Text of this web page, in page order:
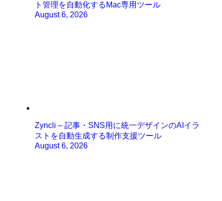
ト管理を自動化するMac専用ツール
August 6, 2026
Zyncli – 記事・SNS用に統一デザインのAIイラ
ストを自動生成する制作支援ツール
August 6, 2026